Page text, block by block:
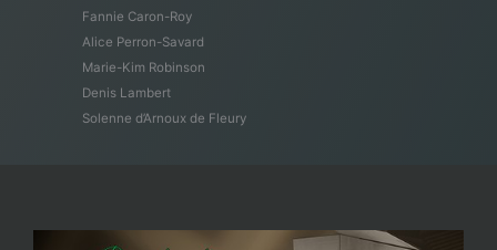
Fannie Caron-Roy
Alice Perron-Savard
Marie-Kim Robinson
Denis Lambert
Solenne d’Arnoux de Fleury